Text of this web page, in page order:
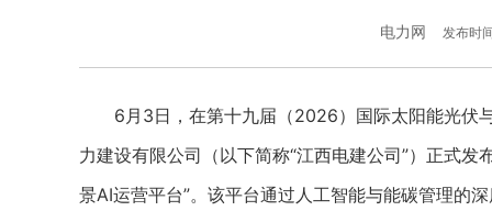
电力网 发布时
6月3日，在第十九届（2026）国际太阳能光伏
力建设有限公司（以下简称“江西电建公司”）正式
景AI运营平台”。该平台通过人工智能与能碳管理的